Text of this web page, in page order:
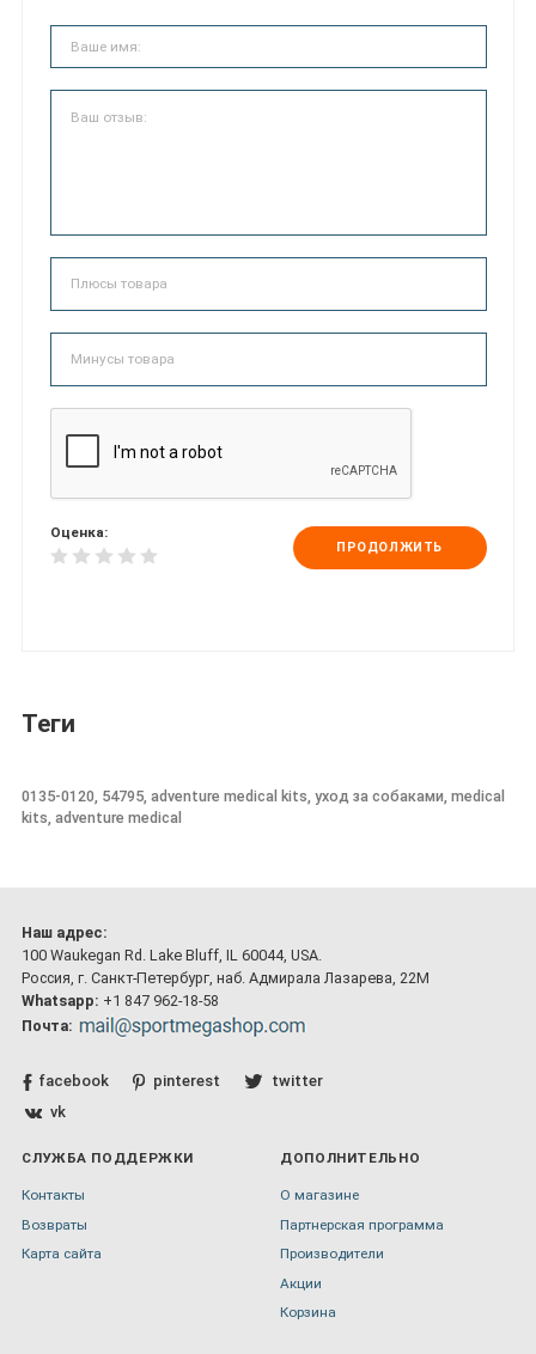
Оценка:
ПРОДОЛЖИТЬ
Теги
0135-0120, 54795, adventure medical kits, уход за собаками, medical
kits, adventure medical
Наш адрес:
100 Waukegan Rd. Lake Bluff, IL 60044, USA.
Россия, г. Санкт-Петербург, наб. Адмирала Лазарева, 22М
Whatsapp: +1 847 962-18-58
Почта:
facebook pinterest
twitter
vk
СЛУЖБА ПОДДЕРЖКИ
Контакты
Возвраты
Карта сайта
ДОПОЛНИТЕЛЬНО
О магазине
Партнерская программа
Производители
Акции
Корзина